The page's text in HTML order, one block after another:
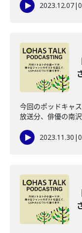
2023.12.07|
今回のポッドキャ
放送分、俳優の南沢
2023.11.30 |